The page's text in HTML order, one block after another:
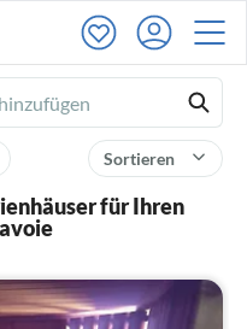
Sortieren
für Ihren